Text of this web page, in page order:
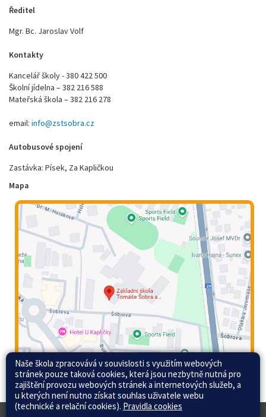
Ředitel
Mgr. Bc. Jaroslav Volf
Kontakty
Kancelář školy - 380 422 500
Školní jídelna – 382 216 588
Mateřská škola – 382 216 278
email: info@zstsobra.cz
Autobusové spojení
Zastávka: Písek, Za Kapličkou
Mapa
Naše škola zpracovává v souvislosti s využitím webových
stránek pouze taková cookies, která jsou nezbytně nutná pro
zajištění provozu webových stránek a internetových služeb, a
u kterých není nutno získat souhlas uživatele webu
(technické a relační cookies). Pravidla cookies